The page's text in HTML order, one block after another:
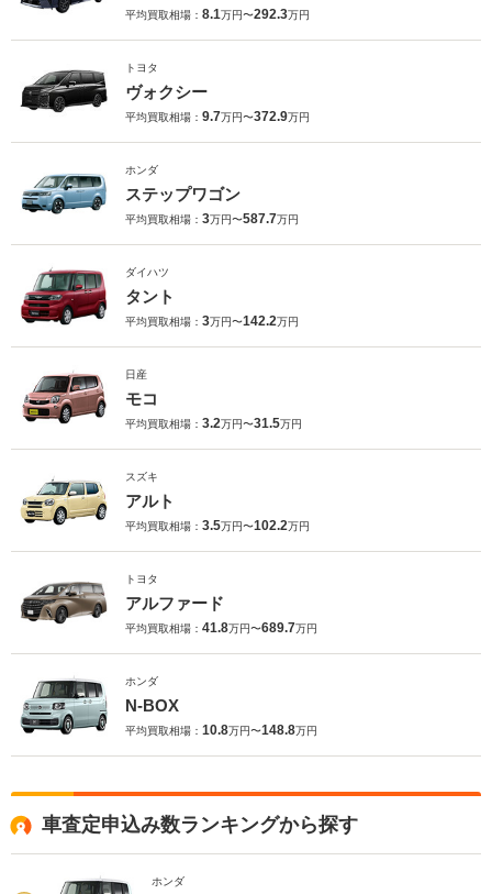
平均買取相場： 8.1万円〜292.3万円
トヨタ
ヴォクシー
平均買取相場： 9.7万円〜372.9万円
ホンダ
ステップワゴン
平均買取相場： 3万円〜587.7万円
ダイハツ
タント
平均買取相場： 3万円〜142.2万円
日産
モコ
平均買取相場： 3.2万円〜31.5万円
スズキ
アルト
平均買取相場： 3.5万円〜102.2万円
トヨタ
アルファード
平均買取相場： 41.8万円〜689.7万円
ホンダ
N-BOX
平均買取相場： 10.8万円〜148.8万円
車査定申込み数ランキングから探す
ホンダ